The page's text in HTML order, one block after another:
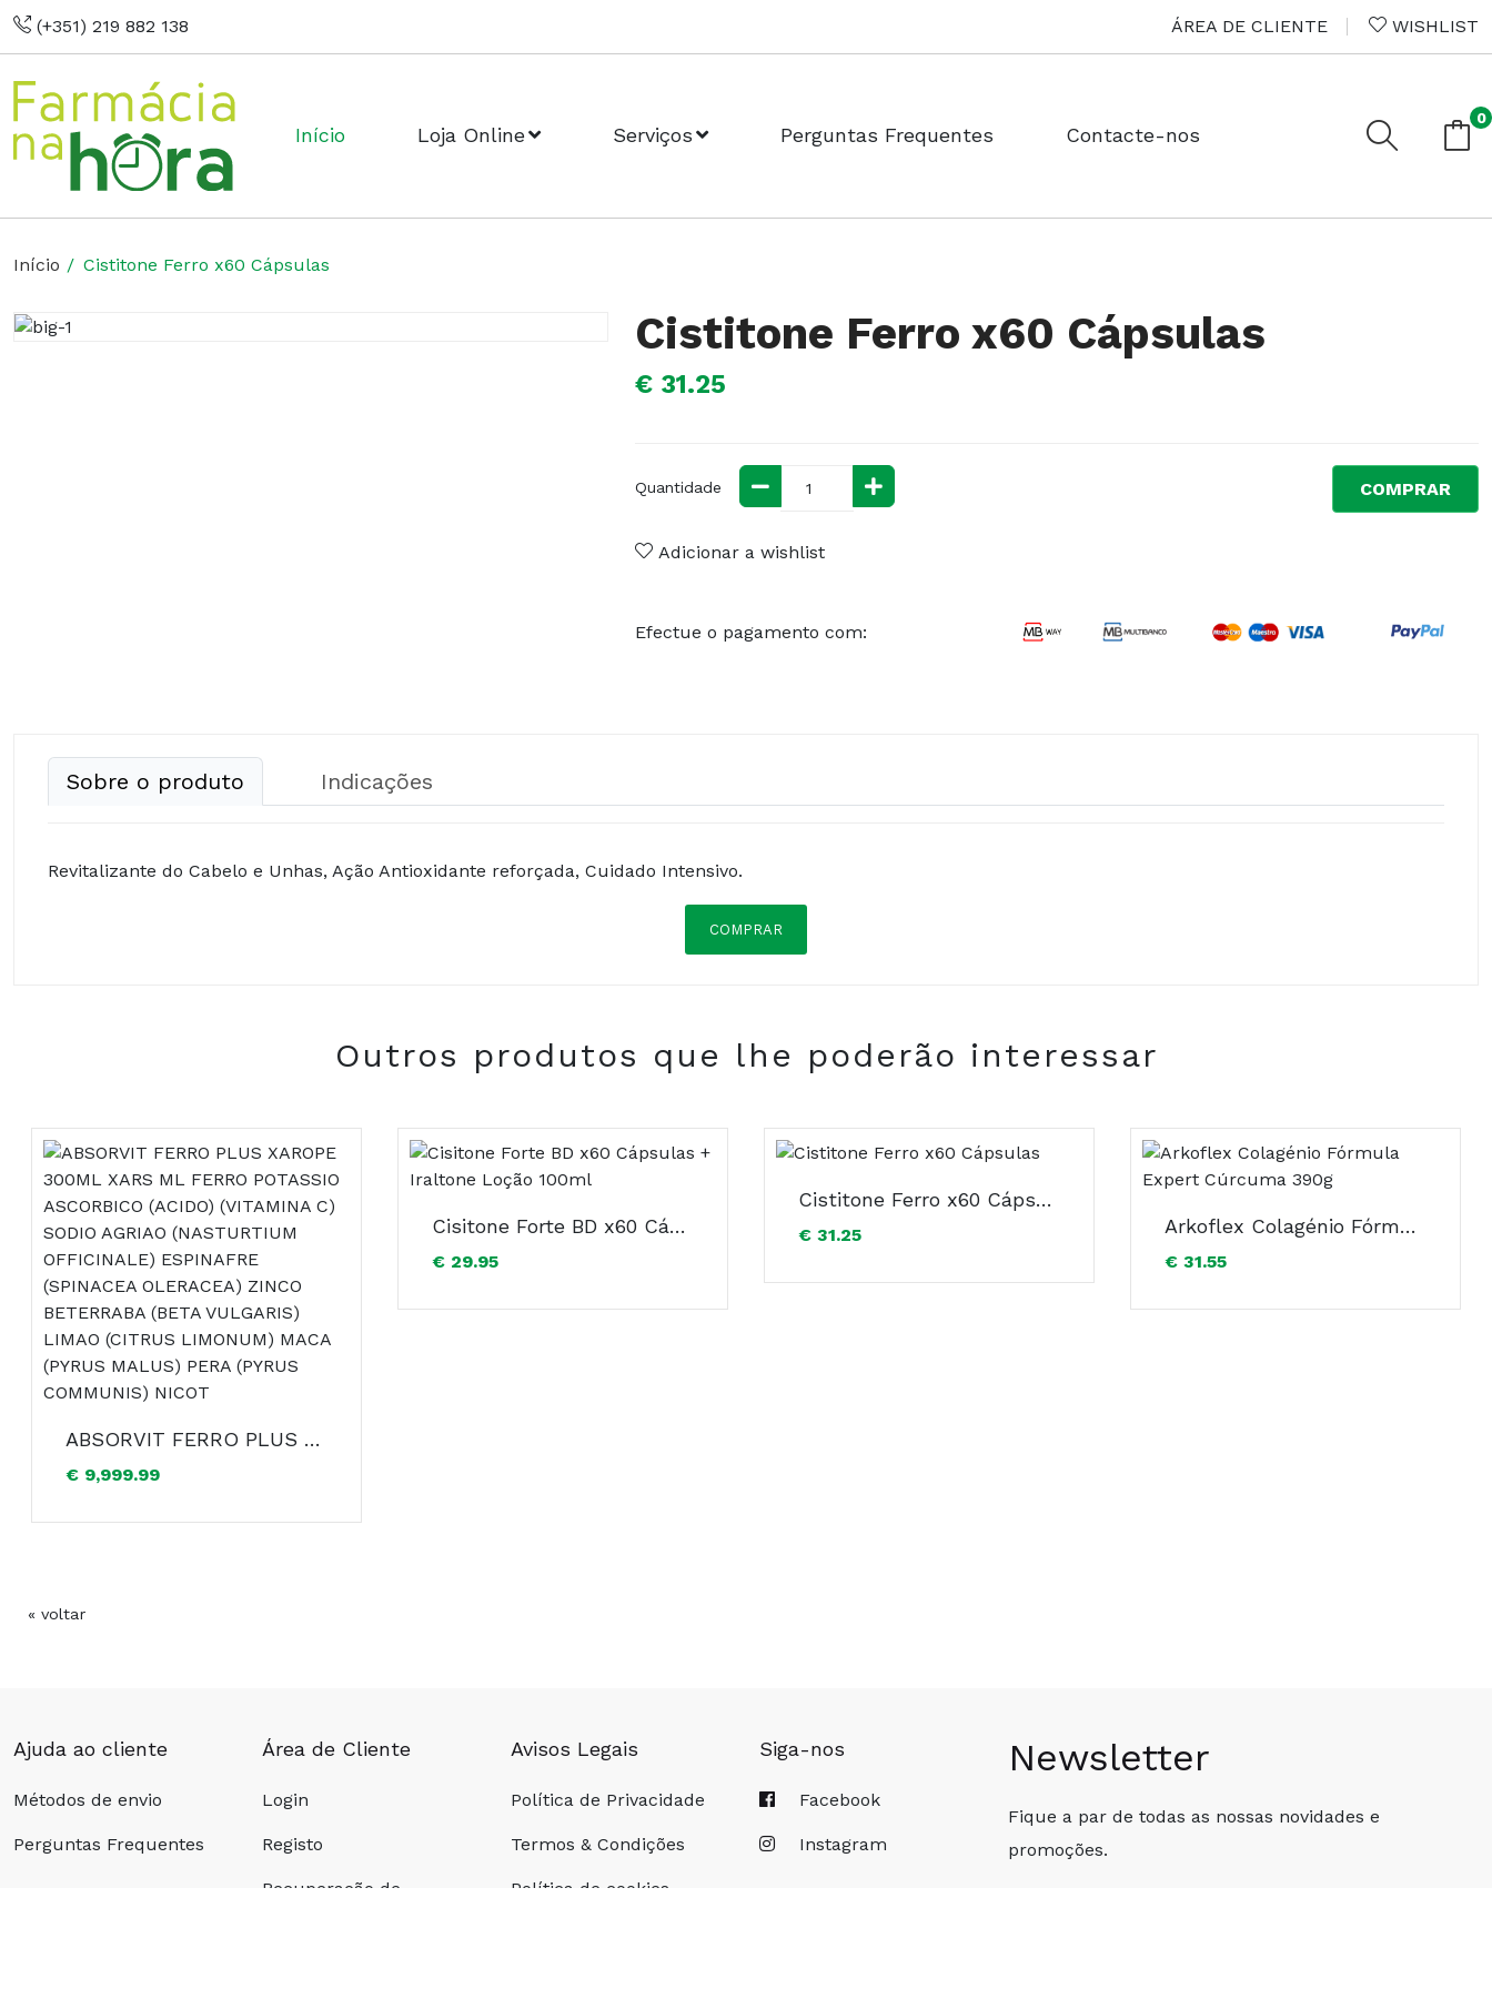
(+351) 219 882 138 ÁREA DE CLIENTE WISHLIST
Início Loja Online Serviços Perguntas Frequentes Contacte-nos
0
Início Cistitone Ferro x60 Cápsulas
Cistitone Ferro x60 Cápsulas
€ 31.25
Quantidade COMPRAR
Adicionar a wishlist
Efectue o pagamento com:
Sobre o produto Indicações
Revitalizante do Cabelo e Unhas, Ação Antioxidante reforçada, Cuidado Intensivo.
COMPRAR
Ferro amarelo (E-172): Oxido de Ferro vermelho (E-172) (Corantes).
Não contém glúten.
IFC Skincare Portugal, Lda.
Azinhaga da Torre do Fato, 19B, 1º Esquerdo
1600-299 Lisboa
Queda do Cabelo de diversas origens, no homem e na mulher, em particular na relacionada com deficiências em Ferro:
COMPRAR
Outros produtos que lhe poderão interessar
ABSORVIT FERRO PLUS XAROPE 300ML XARS ML FERRO POTASSIO ASCORBICO (ACIDO) (VITAMINA C) SODIO AGRIAO (NASTURTIUM OFFICINALE) ESPINAFRE (SPINACEA OLERACEA) ZINCO BETERRABA (BETA VULGARIS) LIMAO (CITRUS LIMONUM) MACA (PYRUS MALUS) PERA (PYRUS COMMUNIS) NICOT
€ 9,999.99
Cisitone Forte BD x60 Cápsulas + Iraltone Loção 100ml
€ 29.95
Cistitone Ferro x60 Cápsulas
€ 31.25 Arkoflex Colagénio Fórmula Expert Cúrcuma 390g
€ 31.55
« voltar
Ajuda ao cliente
Métodos de envio
Perguntas Frequentes
Área de Cliente
Login
Registo
Recuperação de
Avisos Legais
Política de Privacidade
Termos & Condições
Política de cookies
Siga-nos
Facebook
Instagram
Newsletter
Fique a par de todas as nossas novidades e
promoções.